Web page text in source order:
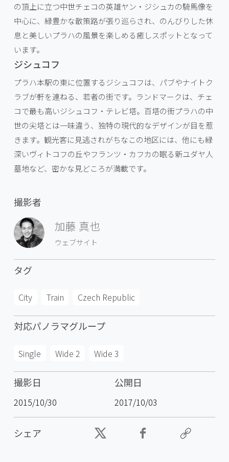
の頂上に立つ中世チェコの英雄ヤン・ジシュカの騎馬像を
中心に、緑豊かな散策路が張り巡らされ、のんびりした休
息と美しいプラハの風景を楽しめる癒しスポットとなって
います。
ジシュコフ
プラハ本駅の東に位置するジシュコフは、パブやナイトク
ラブが軒を連ねる、若者の街です。ランドマークは、チェ
コで最も高いジシュコフ・テレビ塔。百塔の街プラハの中
世の尖塔とは一味違う、独特の現代的なデザインが目を惹
きます。観光客に見逃されがちなこの地区には、他にも緑
深いヴィトコフの丘やフランツ・カフカの眠る新ユダヤ人
墓地など、密かな見どころが満載です。
撮影者
加藤 真也
ウェブサイト
タグ
City Train Czech Republic
対応パノラマグループ
Single Wide 2 Wide 3
撮影日
2015/10/30
公開日
2017/10/03
シェア